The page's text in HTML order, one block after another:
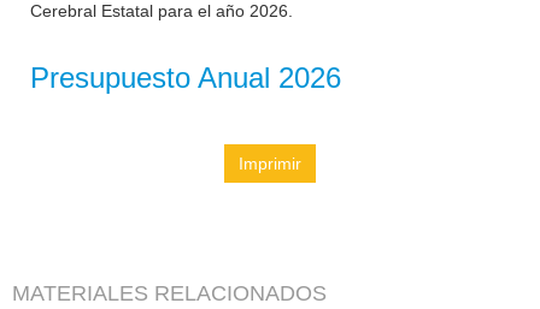
Cerebral Estatal para el año 2026.
Presupuesto Anual 2026
Imprimir
MATERIALES RELACIONADOS